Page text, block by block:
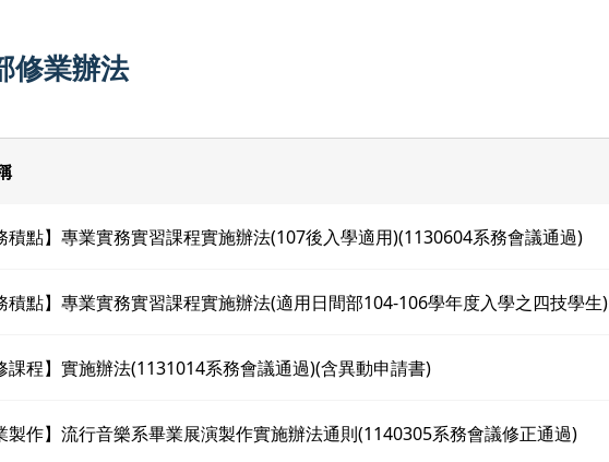
修業辦法
積點】專業實務實習課程實施辦法(107後入學適用)(1130604系務會議通過)
積點】專業實務實習課程實施辦法(適用日間部104-106學年度入學之四技學生)
課程】實施辦法(1131014系務會議通過)(含異動申請書)
製作】流行音樂系畢業展演製作實施辦法通則(1140305系務會議修正通過)